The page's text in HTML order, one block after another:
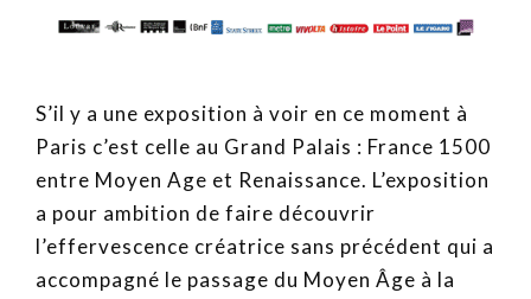
S’il y a une exposition à voir en ce moment à
Paris c’est celle au Grand Palais : France 1500
entre Moyen Age et Renaissance. L’exposition
a pour ambition de faire découvrir
l’effervescence créatrice sans précédent qui a
accompagné le passage du Moyen Âge à la